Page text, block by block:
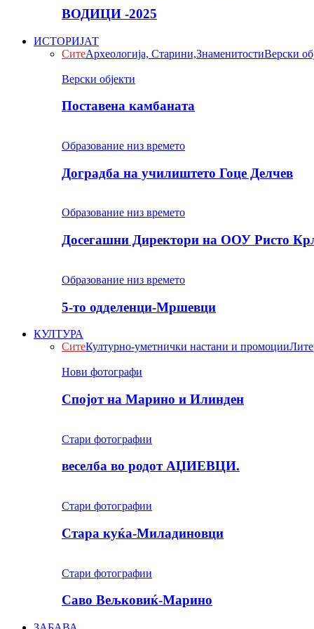
ВОДИЦИ -2025
ИСТОРИЈАТ
СитеАрхеологија, Старини,ЗнаменитостиВерски
Верски објекти
Поставена камбаната
Образование низ времето
Доградба на училиштето Гоце Делчев
Образование низ времето
Досегашни Директори на ООУ Ристо
Образование низ времето
5-то одделенци-Мршевци
КУЛТУРА
СитеКултурно-уметнички настани и промоции
Нови фотографи
Спојот на Марино и Илинден
Стари фотографии
веселба во родот АЏИЕВЦИ.
Стари фотографии
Стара куќа-Миладиновци
Стари фотографии
Саво Вељковиќ-Марино